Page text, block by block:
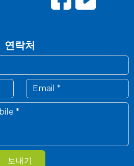
연락처
보내기